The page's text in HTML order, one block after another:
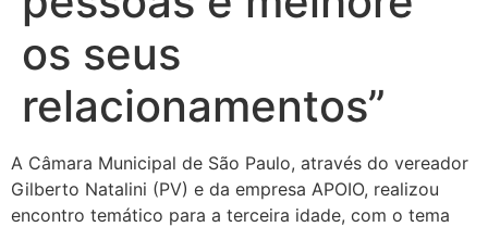
os seus
relacionamentos”
A Câmara Municipal de São Paulo, através do vereador
Gilberto Natalini (PV) e da empresa APOIO, realizou
encontro temático para a terceira idade, com o tema